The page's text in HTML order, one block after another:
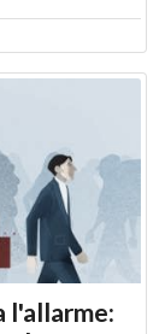
l'allarme: